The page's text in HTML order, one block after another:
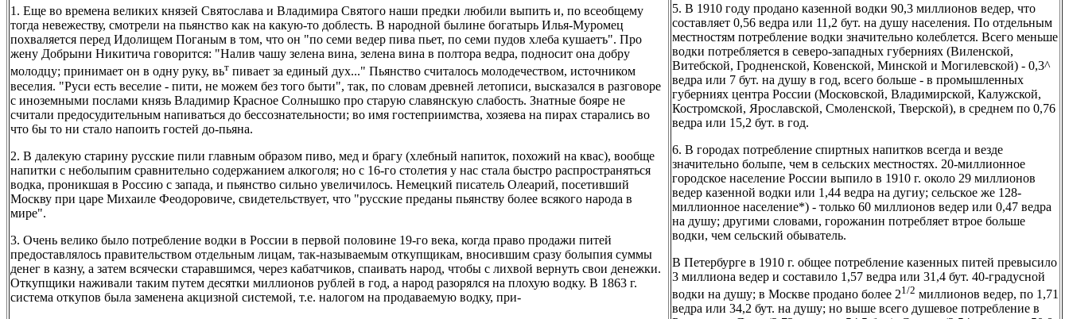
1. Еще во времена великих князей Святослава и Владимира Святого наши предки любили выпить и, по всеобщему
тогда невежеству, смотрели на пьянство как на какую-то доблесть. В народной былине богатырь Илья-Муромец
похваляется перед Идолищем Поганым в том, что он "по семи ведер пива пьет, по семи пудов хлеба кушаетъ". Про
жену Добрыни Никитича говорится: "Налив чашу зелена вина, зелена вина в полтора ведра, подносит она добру
молодцу; принимает он в одну руку, вьт пивает за единый дух..." Пьянство считалось молодечеством, источником
веселия. "Руси есть веселие - пити, не можем без того быти", так, по словам древней летописи, высказался в разговоре
с иноземными послами князь Владимир Красное Солнышко про старую славянскую слабость. Знатные бояре не
считали предосудительным напиваться до бессознательности; во имя гостеприимства, хозяева на пирах старались во
что 6ы то ни стало напоить гостей до-пьяна.
2. В далекую старину русские пили главным образом пиво, мед и брагу (хлебный напиток, похожий на квас), вообще
напитки с неболыпим сравнительно содержанием алкоголя; но с 16-го столетия у нас стала быстро распространяться
водка, проникшая в Россию с запада, и пьянство сильно увеличилось. Немецкий писатель Олеарий, посетивший
Москву при царе Михаиле Феодоровиче, свидетельствует, что "русские преданы пьянству более всякого народа в
мире".
3. Очень велико было потребление водки в России в первой половине 19-го века, когда право продажи питей
предоставлялось правительством отдельным лицам, так-называемым откупщикам, вносившим сразу болыпия суммы
денег в казну, а затем всячески старавшимся, через кабатчиков, спаивать народ, чтобы с лихвой вернуть свои денежки.
Откупщики наживали таким путем десятки миллионов рублей в год, а народ разорялся на плохую водку. В 1863 г.
система откупов была заменена акцизной системой, т.е. налогом на продаваемую водку, при-
5. В 1910 году продано казенной водки 90,3 миллионов ведер, что
составляет 0,56 ведра или 11,2 бут. на душу населения. По отдельным
местностям потребление водки значительно колеблется. Всего меньше
водки потребляется в северо-западных губерниях (Виленской,
Витебской, Гродненской, Ковенской, Минской и Могилевской) - 0,3^
ведра или 7 бут. на душу в год, всего больше - в промышленных
губерниях центра России (Московской, Владимирской, Калужской,
Костромской, Ярославской, Смоленской, Тверской), в среднем по 0,76
ведра или 15,2 бут. в год.
6. В городах потребление спиртных напитков всегда и везде
значительно болыпе, чем в сельских местностях. 20-миллионное
городское население России выпило в 1910 г. около 29 миллионов
ведер казенной водки или 1,44 ведра на дугиу; сельское же 128-
миллионное население*) - только 60 миллионов ведер или 0,47 ведра
на душу; другими словами, горожанин потребляет втрое больше
водки, чем сельский обыватель.
В Петербурге в 1910 г. общее потребление казенных питей превысило
3 миллиона ведер и составило 1,57 ведра или 31,4 бут. 40-градусной
водки на душу; в Москве продано более 21/2 миллионов ведер, по 1,71
ведра или 34,2 бут. на душу; но выше всего душевое потребление в